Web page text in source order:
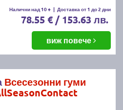
Налични над 10 + | Доставка от 1 до 2 дни
78.55 € / 153.63 лв.
виж повече
Всесезонни гуми